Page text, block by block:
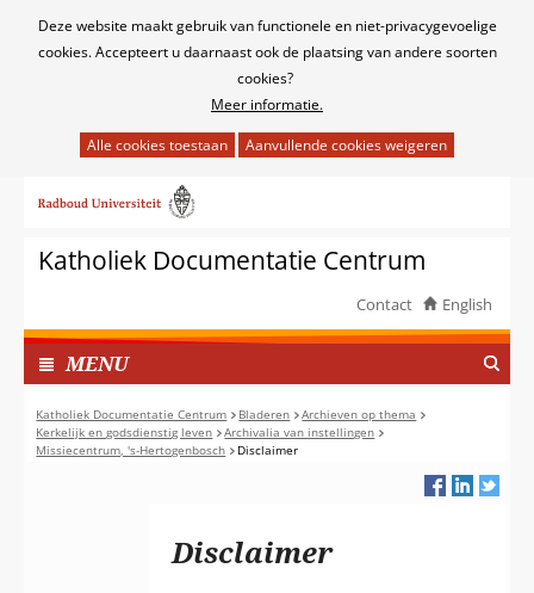
Cookies
Deze website maakt gebruik van functionele en niet-privacygevoelige
cookies. Accepteert u daarnaast ook de plaatsing van andere soorten
cookies?
Meer informatie.
het
van
cookies
deze
website
worden
toegestaan
of
geweigerd.
naar
inhoudKatholiek Documentatie Centrum
Contact English
MENUI
N
G
E
K
Katholiek Documentatie Centrum Bladeren
Archieven op thema
Kerkelijk en godsdienstig leven
Archivalia van instellingen
Missiecentrum, 's-Hertogenbosch
Disclaimer
Disclaimer